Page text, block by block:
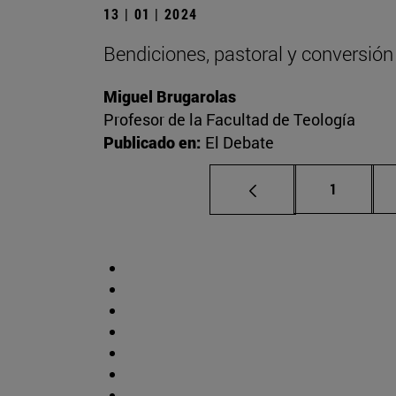
13 | 01 | 2024
Bendiciones, pastoral y conversión
Miguel Brugarolas
Profesor de la Facultad de Teología
Publicado en: El Debate
Página
1